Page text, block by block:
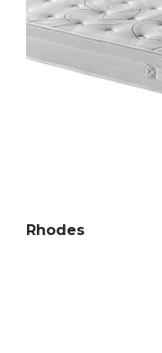
Rhodes